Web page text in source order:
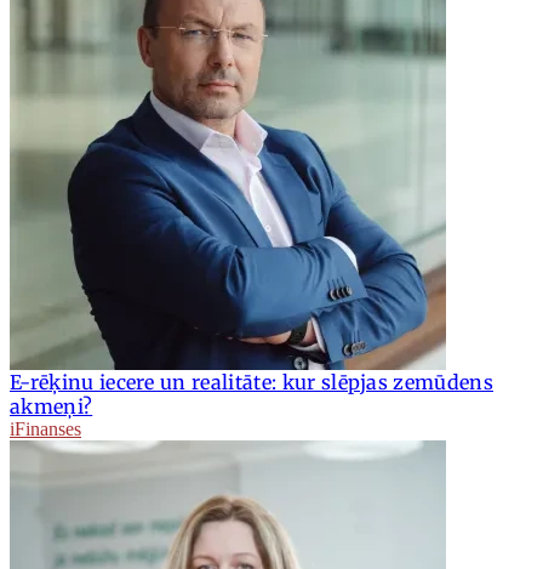
E-rēķinu iecere un realitāte: kur slēpjas zemūdens
akmeņi?
iFinanses